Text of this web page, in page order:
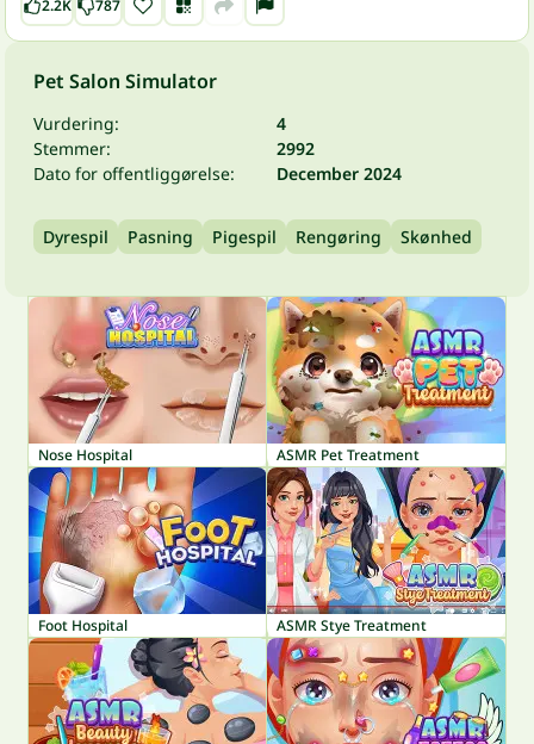
2.2K 787
Pet Salon Simulator
Vurdering:
4
Stemmer:
2992
Dato for offentliggørelse:
December 2024
Dyrespil Pasning Pigespil Rengøring Skønhed
Nose Hospital ASMR Pet Treatment
Foot Hospital ASMR Stye Treatment